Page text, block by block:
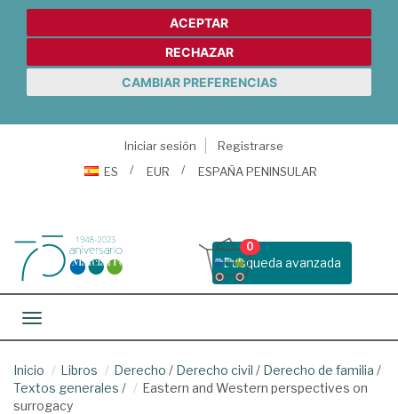
ACEPTAR
RECHAZAR
CAMBIAR PREFERENCIAS
Iniciar sesión
Registrarse
ES
EUR ESPAÑA PENINSULAR
Busqueda avanzada
0
Toggle navigation
Inicio Libros Derecho / Derecho civil / Derecho de familia /
Textos generales /
Eastern and Western perspectives on
surrogacy